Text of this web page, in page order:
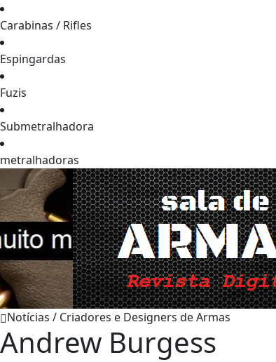
Carabinas / Rifles
Espingardas
Fuzis
Submetralhadora
metralhadoras
Notícias / Criadores e Designers de Armas
Andrew Burgess